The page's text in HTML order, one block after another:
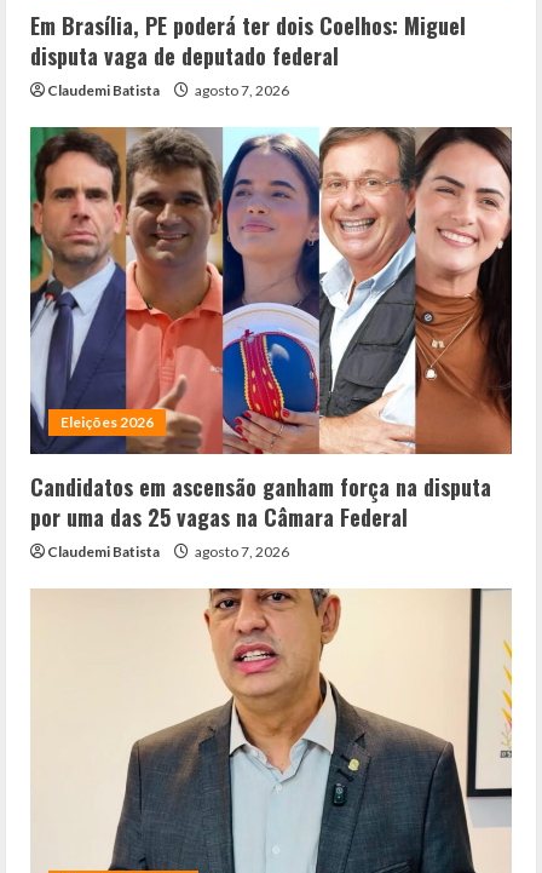
Em Brasília, PE poderá ter dois Coelhos: Miguel
disputa vaga de deputado federal
Claudemi Batista agosto 7, 2026
Eleições 2026
Candidatos em ascensão ganham força na disputa
por uma das 25 vagas na Câmara Federal
Claudemi Batista agosto 7, 2026